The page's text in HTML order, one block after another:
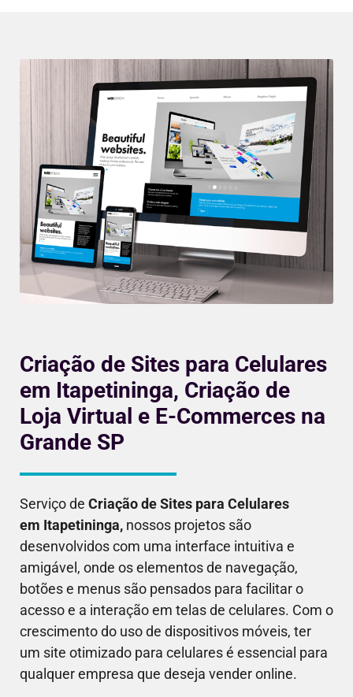
Criação de Sites para Celulares
em Itapetininga, Criação de
Loja Virtual e E-Commerces na
Grande SP
Serviço de Criação de Sites para Celulares
em Itapetininga, nossos projetos são
desenvolvidos com uma interface intuitiva e
amigável, onde os elementos de navegação,
botões e menus são pensados para facilitar o
acesso e a interação em telas de celulares. Com o
crescimento do uso de dispositivos móveis, ter
um site otimizado para celulares é essencial para
qualquer empresa que deseja vender online.